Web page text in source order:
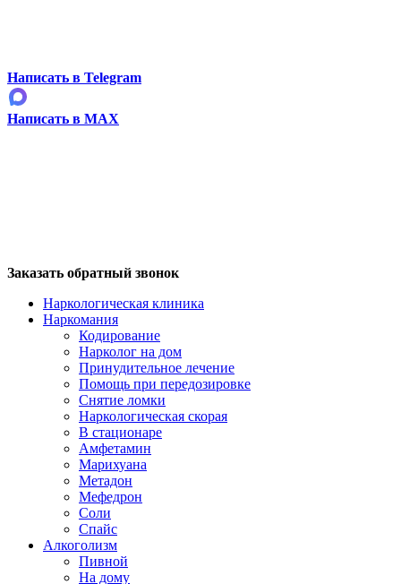
Написать в Telegram
Написать в MAX
Заказать обратный звонок
Наркологическая клиника
Наркомания
Кодирование
Нарколог на дом
Принудительное лечение
Помощь при передозировке
Снятие ломки
Наркологическая скорая
В стационаре
Амфетамин
Марихуана
Метадон
Мефедрон
Соли
Спайс
Алкоголизм
Пивной
На дому